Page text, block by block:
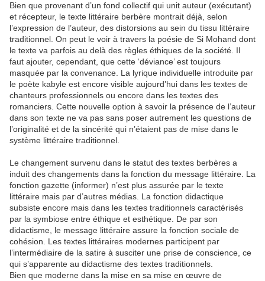
Bien que provenant d’un fond collectif qui unit auteur (exécutant)
et récepteur, le texte littéraire berbère montrait déjà, selon
l’expression de l’auteur, des distorsions au sein du tissu littéraire
traditionnel. On peut le voir à travers la poésie de Si Mohand dont
le texte va parfois au delà des règles éthiques de la société. Il
faut ajouter, cependant, que cette ‘déviance’ est toujours
masquée par la convenance. La lyrique individuelle introduite par
le poète kabyle est encore visible aujourd’hui dans les textes de
chanteurs professionnels ou encore dans les textes des
romanciers. Cette nouvelle option à savoir la présence de l’auteur
dans son texte ne va pas sans poser autrement les questions de
l’originalité et de la sincérité qui n’étaient pas de mise dans le
système littéraire traditionnel.
Le changement survenu dans le statut des textes berbères a
induit des changements dans la fonction du message littéraire. La
fonction gazette (informer) n’est plus assurée par le texte
littéraire mais par d’autres médias. La fonction didactique
subsiste encore mais dans les textes traditionnels caractérisés
par la symbiose entre éthique et esthétique. De par son
didactisme, le message littéraire assure la fonction sociale de
cohésion. Les textes littéraires modernes participent par
l’intermédiaire de la satire à susciter une prise de conscience, ce
qui s’apparente au didactisme des textes traditionnels.
Bien que moderne dans la mise en sa mise en œuvre de